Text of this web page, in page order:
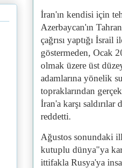
İran'ın kendisi için
Azerbaycan'ın
çağrısı yaptığı
göstermeden, Ocak
olmak üzere üst
adamlarına yönelik
topraklarından
İran'a karşı
reddetti.
Ağustos sonundaki
kutuplu dünya"ya
ittifakla Rusya'ya